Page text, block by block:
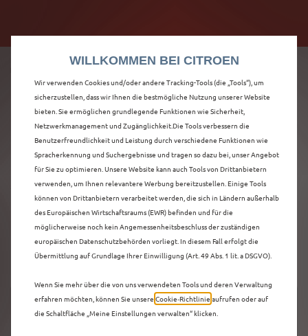
ENTDECKEN SIE ALLE
Ë-C3 AIRCROSS
VORFÜHRWAGEN IN
MANNHEIM
WILLKOMMEN BEI CITROEN
Wir verwenden Cookies und/oder andere Tracking-Tools (die „Tools“), um
sicherzustellen, dass wir Ihnen die bestmögliche Nutzung unserer Website
bieten. Sie ermöglichen grundlegende Funktionen wie Sicherheit,
Netzwerkmanagement und Zugänglichkeit.Die Tools verbessern die
Benutzerfreundlichkeit und Leistung durch verschiedene Funktionen wie
Spracherkennung und Suchergebnisse und tragen so dazu bei, unser Angebot
für Sie zu optimieren. Unsere Website kann auch Tools von Drittanbietern
verwenden, um Ihnen relevantere Werbung bereitzustellen. Einige Tools
können von Drittanbietern verarbeitet werden, die sich in Ländern außerhalb
des Europäischen Wirtschaftsraums (EWR) befinden und für die
möglicherweise noch kein Angemessenheitsbeschluss der zuständigen
europäischen Datenschutzbehörden vorliegt. In diesem Fall erfolgt die
Übermittlung auf Grundlage Ihrer Einwilligung (Art. 49 Abs. 1 lit. a DSGVO).
Wenn Sie mehr über die von uns verwendeten Tools und deren Verwaltung
erfahren möchten, können Sie unsere Cookie‑Richtlinie aufrufen oder auf
die Schaltfläche „Meine Einstellungen verwalten“ klicken.